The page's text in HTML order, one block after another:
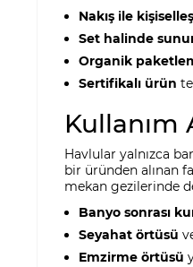
Nakış ile
Set halinde
Organik
Sertifikalı ürün
Kullanım
Havlular yalnızca
bir üründen alınan
mekan gezilerinde
Banyo sonrası
Seyahat örtüsü
Emzirme örtüsü